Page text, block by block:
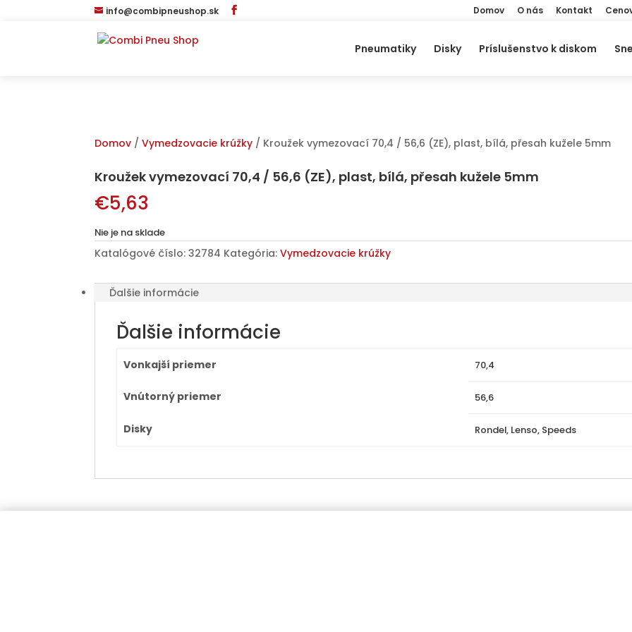
info@combipneushop.sk Domov O nás Kontakt
Pneumatiky Disky Príslušenstvo k diskom
Domov /Vymedzovacie krúžky / Kroužek vymezovací 70,4 / 56,6 (ZE), plast, bílá, přesah kužele 5mm
Kroužek vymezovací 70,4 / 56,6 (ZE), plast, bílá, přesah kužele 5mm
€5,63
Nie je na sklade
Katalógové číslo:32784 Kategória:Vymedzovacie krúžky
Ďalšie informácie
Ďalšie informácie
Vonkajší priemer 70,4
Vnútorný priemer 56,6
Disky Rondel, Lenso, Speeds